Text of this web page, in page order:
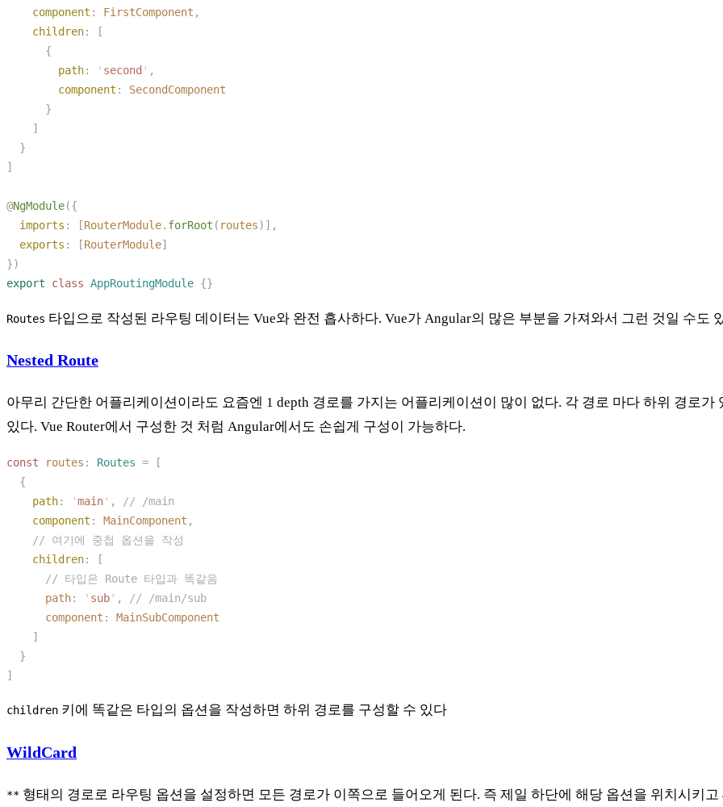
    component
: FirstComponent
    children
        path
: ' second '
        component
:
@NgModule
  imports
: [RouterModule. forRoot ( routes
  exports
: [RouterModule
export class AppRoutingModule
Routes 타입으로 작성된 라우팅 데이터는 Vue와 완전 흡사하다. Vue가 Angular의 많은 부분을 가져와서 그런 것일 수도
Nested Route
아무리 간단한 어플리케이션이라도 요즘엔 1 depth 경로를 가지는 어플리케이션이 많이 없다. 각 경로 마다 하위 경로
있다. Vue Router에서 구성한 것 처럼 Angular에서도 손쉽게 구성이 가능하다.
const routes : Routes =
    path
: 'main' ,
    component
: MainComponent
    children
      path
: ' sub' ,
      component
:
children 키에 똑같은 타입의 옵션을 작성하면 하위 경로를 구성할 수 있다
WildCard
** 형태의 경로로 라우팅 옵션을 설정하면 모든 경로가 이쪽으로 들어오게 된다. 즉 제일 하단에 해당 옵션을 위치시키